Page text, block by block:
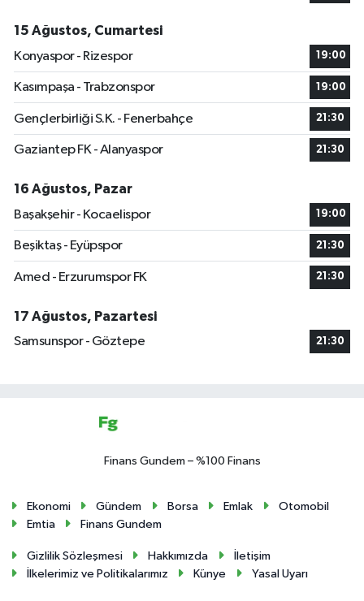
15 Ağustos, Cumartesi
Konyaspor - Rizespor
19:00
Kasımpaşa - Trabzonspor 19:00
Gençlerbirliği S.K. - Fenerbahçe 21:30
Gaziantep FK - Alanyaspor 21:30
16 Ağustos, Pazar
Başakşehir - Kocaelispor
19:00
Beşiktaş - Eyüpspor 21:30
Amed - Erzurumspor FK 21:30
17 Ağustos, Pazartesi
Samsunspor - Göztepe
21:30
Finans Gundem – %100 Finans
Ekonomi Gündem Borsa Emlak
Otomobil
Emtia
Finans Gundem
Gizlilik Sözleşmesi Hakkımızda
İletişim
İlkelerimiz ve Politikalarımız
Künye Yasal Uyarı